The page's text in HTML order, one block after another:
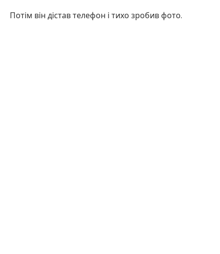
Потім він дістав телефон і тихо зробив фото.